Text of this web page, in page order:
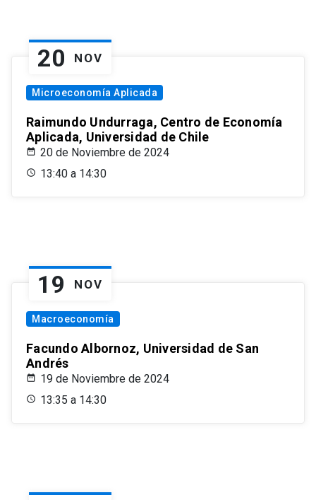
20 NOV
Microeconomía Aplicada
Raimundo Undurraga, Centro de Economía
Aplicada, Universidad de Chile
20 de Noviembre de 2024
13:40 a 14:30
19 NOV
Macroeconomía
Facundo Albornoz, Universidad de San
Andrés
19 de Noviembre de 2024
13:35 a 14:30